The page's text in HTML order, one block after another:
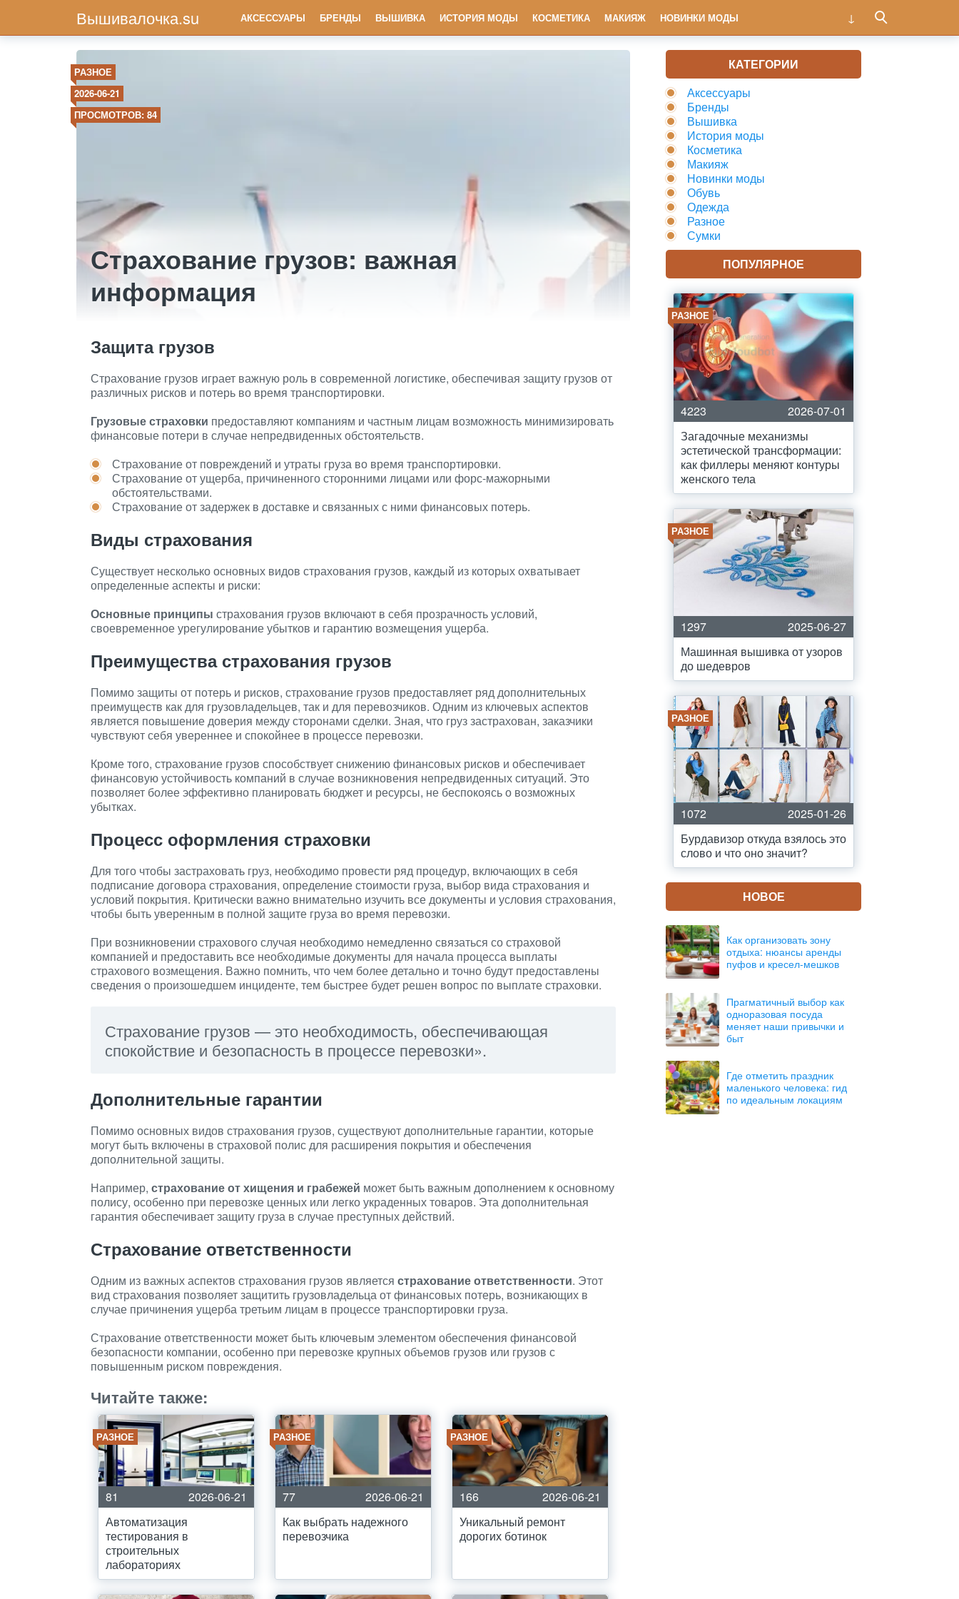
Вышивалочка.su АКСЕССУАРЫ БРЕНДЫ ВЫШИВКА ИСТОРИЯ МОДЫ КОСМЕТИКА МАКИЯЖ НОВИНКИ МОДЫ
РАЗНОЕ
2026-06-21
ПРОСМОТРОВ: 84
Страхование грузов: важная
информация
Защита грузов
Страхование грузов играет важную роль в современной логистике, обеспечивая защиту грузов от
различных рисков и потерь во время транспортировки.
Грузовые страховки предоставляют компаниям и частным лицам возможность минимизировать
финансовые потери в случае непредвиденных обстоятельств.
Страхование от повреждений и утраты груза во время транспортировки.
Страхование от ущерба, причиненного сторонними лицами или форс-мажорными
обстоятельствами.
Страхование от задержек в доставке и связанных с ними финансовых потерь.
Виды страхования
Существует несколько основных видов страхования грузов, каждый из которых охватывает
определенные аспекты и риски:
Основные принципы страхования грузов включают в себя прозрачность условий,
своевременное урегулирование убытков и гарантию возмещения ущерба.
Преимущества страхования грузов
Помимо защиты от потерь и рисков, страхование грузов предоставляет ряд дополнительных
преимуществ как для грузовладельцев, так и для перевозчиков. Одним из ключевых аспектов
является повышение доверия между сторонами сделки. Зная, что груз застрахован, заказчики
чувствуют себя увереннее и спокойнее в процессе перевозки.
Кроме того, страхование грузов способствует снижению финансовых рисков и обеспечивает
финансовую устойчивость компаний в случае возникновения непредвиденных ситуаций. Это
позволяет более эффективно планировать бюджет и ресурсы, не беспокоясь о возможных
убытках.
Процесс оформления страховки
Для того чтобы застраховать груз, необходимо провести ряд процедур, включающих в себя
подписание договора страхования, определение стоимости груза, выбор вида страхования и
условий покрытия. Критически важно внимательно изучить все документы и условия страхования,
чтобы быть уверенным в полной защите груза во время перевозки.
При возникновении страхового случая необходимо немедленно связаться со страховой
компанией и предоставить все необходимые документы для начала процесса выплаты
страхового возмещения. Важно помнить, что чем более детально и точно будут предоставлены
сведения о произошедшем инциденте, тем быстрее будет решен вопрос по выплате страховки.
Страхование грузов — это необходимость, обеспечивающая
спокойствие и безопасность в процессе перевозки».
Дополнительные гарантии
Помимо основных видов страхования грузов, существуют дополнительные гарантии, которые
могут быть включены в страховой полис для расширения покрытия и обеспечения
дополнительной защиты.
Например, страхование от хищения и грабежей может быть важным дополнением к основному
полису, особенно при перевозке ценных или легко украденных товаров. Эта дополнительная
гарантия обеспечивает защиту груза в случае преступных действий.
Страхование ответственности
Одним из важных аспектов страхования грузов является страхование ответственности. Этот
вид страхования позволяет защитить грузовладельца от финансовых потерь, возникающих в
случае причинения ущерба третьим лицам в процессе транспортировки груза.
Страхование ответственности может быть ключевым элементом обеспечения финансовой
безопасности компании, особенно при перевозке крупных объемов грузов или грузов с
повышенным риском повреждения.
Читайте также:
РАЗНОЕ
81
2026-06-21
Автоматизация
тестирования в
строительных
лабораториях
РАЗНОЕ
77
2026-06-21
Как выбрать надежного
перевозчика
РАЗНОЕ
166
2026-06-21
Уникальный ремонт
дорогих ботинок
КАТЕГОРИИ
Аксессуары
Бренды
Вышивка
История моды
Косметика
Макияж
Новинки моды
Обувь
Одежда
Разное
Сумки
ПОПУЛЯРНОЕ
РАЗНОЕ
4223
2026-07-01
Загадочные механизмы
эстетической трансформации:
как филлеры меняют контуры
женского тела
РАЗНОЕ
1297
2025-06-27
Машинная вышивка от узоров
до шедевров
РАЗНОЕ
1072
2025-01-26
Бурдавизор откуда взялось это
слово и что оно значит?
НОВОЕ
Как организовать зону
отдыха: нюансы аренды
пуфов и кресел-мешков
Прагматичный выбор как
одноразовая посуда
меняет наши привычки и
быт
Где отметить праздник
маленького человека: гид
по идеальным локациям